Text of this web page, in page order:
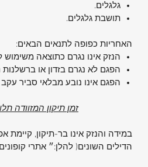
זעזועים
מחיצה פנימית עם רוכסן + תא רוכסן
בטנה נשלפת לניקוי
מזוודה גדולה 30 אינץ':
רוחב: 54 ס"מ
עומק: 34/37 ס"מ (בהתרחבות)
גלגלים.
תושבת גלגלים.
האחריות כפופה לתנאים הבאים:
הנזק אינו נגרם כתוצאה משימוש
הפגם לא נגרם בזדון או
הפגם אינו נובע מבלאי סביר
זמן תיקון המזוודה
במידה והנזק אינו בר-תיקון,
הדילים השונים( להלן:״ אתרי